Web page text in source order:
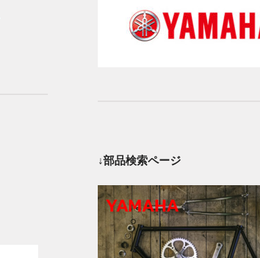
↓部品検索ページ